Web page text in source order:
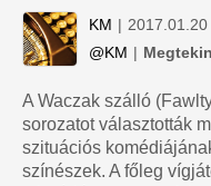
KM | 2017.01.20
@KM |
A Waczak szálló
sorozatot választották
szituációs
színészek. A főleg